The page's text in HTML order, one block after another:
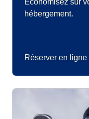
Économisez sur
hébergement.
Réserver en ligne